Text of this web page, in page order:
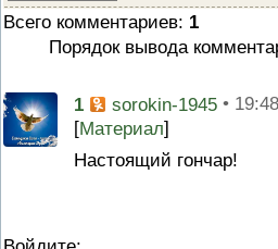
Всего комментариев: 1
Порядок вывода
1 sorokin-1945 •
[Материал]
Настоящий гончар!